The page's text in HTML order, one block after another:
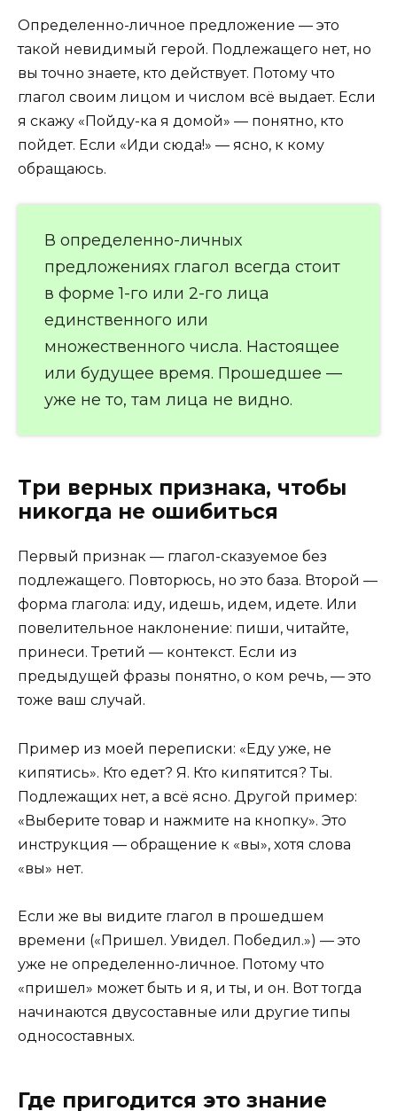
Определенно-личное предложение — это
такой невидимый герой. Подлежащего нет, но
вы точно знаете, кто действует. Потому что
глагол своим лицом и числом всё выдает. Если
я скажу «Пойду-ка я домой» — понятно, кто
пойдет. Если «Иди сюда!» — ясно, к кому
обращаюсь.
В определенно-личных
предложениях глагол всегда стоит
в форме 1-го или 2-го лица
единственного или
множественного числа. Настоящее
или будущее время. Прошедшее —
уже не то, там лица не видно.
Три верных признака, чтобы
никогда не ошибиться
Первый признак — глагол-сказуемое без
подлежащего. Повторюсь, но это база. Второй —
форма глагола: иду, идешь, идем, идете. Или
повелительное наклонение: пиши, читайте,
принеси. Третий — контекст. Если из
предыдущей фразы понятно, о ком речь, — это
тоже ваш случай.
Пример из моей переписки: «Еду уже, не
кипятись». Кто едет? Я. Кто кипятится? Ты.
Подлежащих нет, а всё ясно. Другой пример:
«Выберите товар и нажмите на кнопку». Это
инструкция — обращение к «вы», хотя слова
«вы» нет.
Если же вы видите глагол в прошедшем
времени («Пришел. Увидел. Победил.») — это
уже не определенно-личное. Потому что
«пришел» может быть и я, и ты, и он. Вот тогда
начинаются двусоставные или другие типы
односоставных.
Где пригодится это знание